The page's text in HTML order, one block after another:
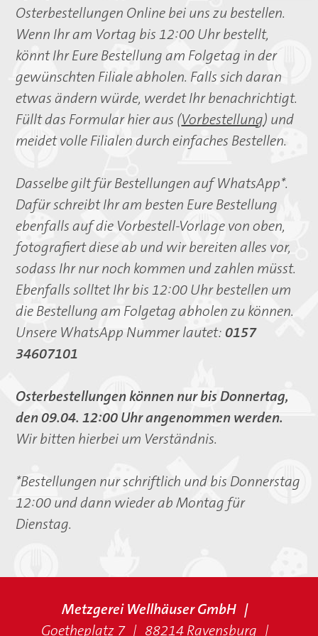
Grillparty
Geschirr und Gläser
Service
Anfrage
Allgemeine Informationen
Tradition
Lieferanten
Qualität
Stellenangebote
Kontakt
Osterbestellungen Online bei uns zu bestellen.
Wenn Ihr am Vortag bis 12:00 Uhr bestellt,
könnt Ihr Eure Bestellung am Folgetag in der
gewünschten Filiale abholen. Falls sich daran
etwas ändern würde, werdet Ihr benachrichtigt.
Füllt das Formular hier aus (Vorbestellung) und
meidet volle Filialen durch einfaches Bestellen.
Dasselbe gilt für Bestellungen auf WhatsApp*.
Dafür schreibt Ihr am besten Eure Bestellung
ebenfalls auf die Vorbestell-Vorlage von oben,
fotografiert diese ab und wir bereiten alles vor,
sodass Ihr nur noch kommen und zahlen müsst.
Ebenfalls solltet Ihr bis 12:00 Uhr bestellen um
die Bestellung am Folgetag abholen zu können.
Unsere WhatsApp Nummer lautet:0157
34607101
Osterbestellungen können nur bis Donnertag,
den 09.04. 12:00 Uhr angenommen werden.
Wir bitten hierbei um Verständnis.
*Bestellungen nur schriftlich und bis Donnerstag
12:00 und dann wieder ab Montag für
Dienstag.
Metzgerei Wellhäuser GmbH
Goetheplatz 7
88214 Ravensburg